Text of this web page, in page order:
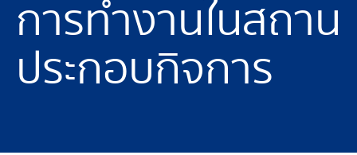
การทำงานในสถาน
ประกอบกิจการ